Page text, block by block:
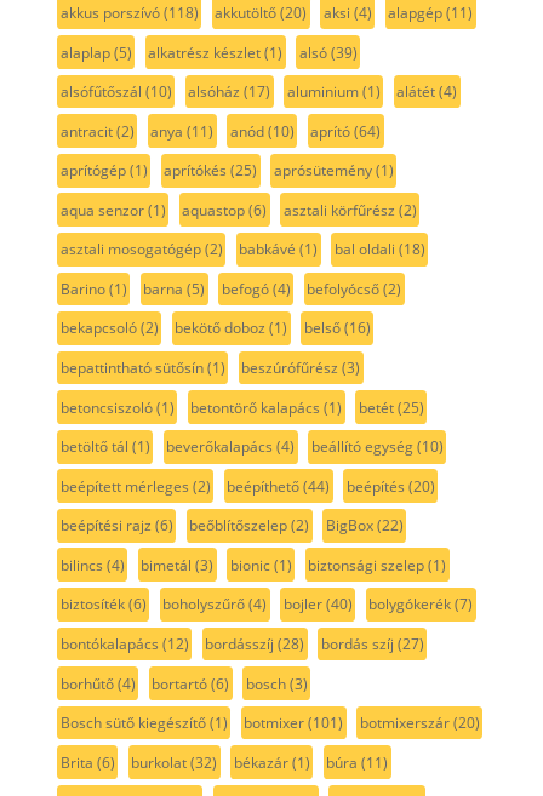
akkus porszívó(118) akkutöltő(20) aksi (4) alapgép(11)
alaplap(5) alkatrész készlet(1) alsó(39)
alsófűtőszál (10) alsóház (17) aluminium(1) alátét(4)
antracit(2) anya (11) anód(10) aprító(64)
aprítógép(1) aprítókés (25) aprósütemény(1)
aqua senzor(1) aquastop(6) asztali körfűrész (2)
asztali mosogatógép(2) babkávé (1) bal oldali (18)
Barino(1) barna (5) befogó(4) befolyócső(2)
bekapcsoló(2) bekötő doboz (1) belső(16)
bepattintható sütősín(1) beszúrófűrész (3)
betoncsiszoló(1) betontörő kalapács (1) betét(25)
betöltő tál (1) beverőkalapács (4) beállító egység(10)
beépített mérleges (2) beépíthető(44) beépítés (20)
beépítési rajz (6) beőblítőszelep(2) BigBox(22)
bilincs (4) bimetál (3) bionic(1) biztonsági szelep(1)
biztosíték(6) boholyszűrő(4) bojler(40) bolygókerék(7)
bontókalapács (12) bordásszíj (28) bordás szíj (27)
borhűtő(4) bortartó(6) bosch(3)
Bosch sütő kiegészítő(1) botmixer(101) botmixerszár(20)
Brita (6) burkolat(32) békazár(1) búra (11)